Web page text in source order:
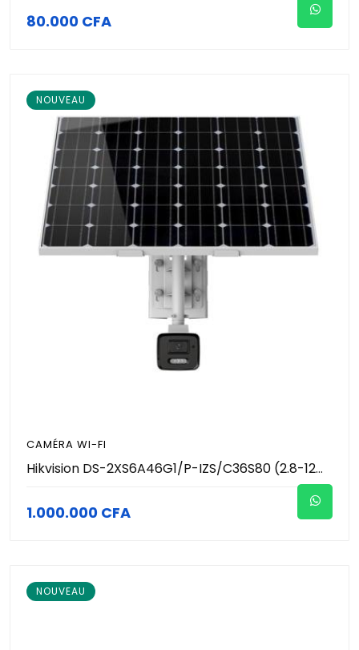
80.000 CFA
NOUVEAU
CAMÉRA WI-FI
Hikvision DS-2XS6A46G1/P-IZS/C36S80 (2.8-12mm) - Caméra IP Solaire 4G 4MP Varifocale Motorisée - Panneau 80W & Batterie 36Ah - Lecture Plaques LPR/ANPR - DarkFighter 30m - MicroSD IP67 - Autonomie Sites Isolés
1.000.000 CFA
NOUVEAU